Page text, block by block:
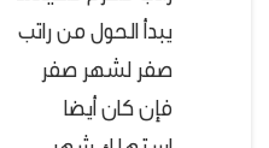
يبدأ الحول من راتب
صفر لشهر صفر
فإن كان أيضا